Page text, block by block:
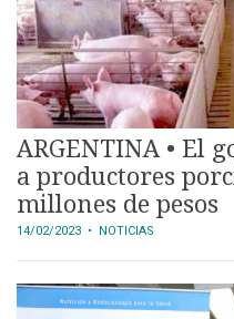
ARGENTINA • El
a productores
millones de pesos
14/02/2023 • NOTICIAS